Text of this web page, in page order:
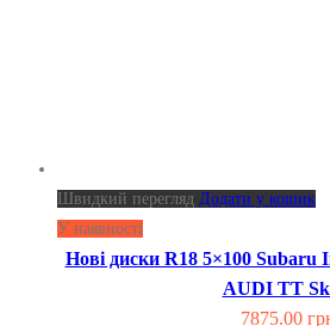
Швидкий перегляд Додати у кошик
У наявності
Нові диски R18 5×100
AUDI TT
7875.00